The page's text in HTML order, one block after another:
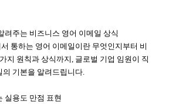
주는 비즈니스 영어 이메일 상식
통하는 영어 이메일이란 무엇인지부터 비
지 원칙과 상식까지, 글로벌 기업 임원이 직
의 기본을 알려드립니다.
실용도 만점 표현